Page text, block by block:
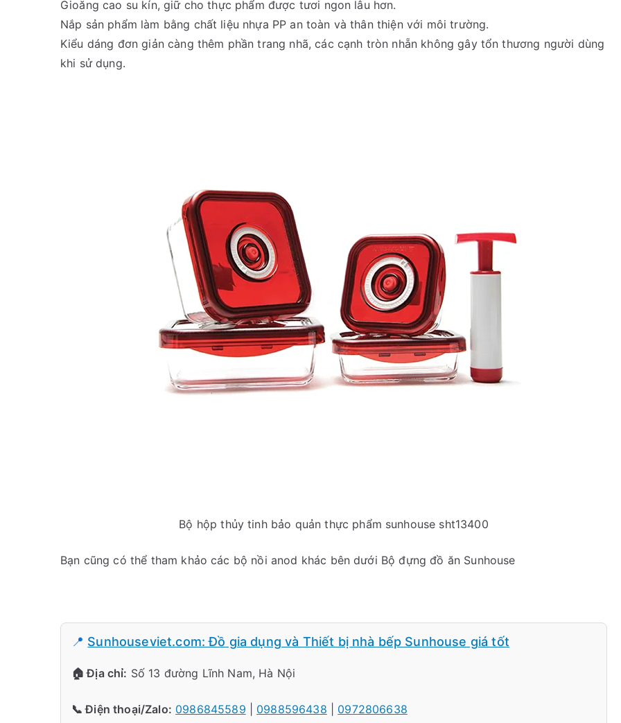
Gioăng cao su kín, giữ cho thực phẩm được tươi ngon lâu hơn.
Nắp sản phẩm làm bằng chất liệu nhựa PP an toàn và thân thiện với môi trường.
Kiểu dáng đơn giản càng thêm phần trang nhã, các cạnh tròn nhẵn không gây tổn thương người dùng
khi sử dụng.
Bộ hộp thủy tinh bảo quản thực phẩm sunhouse sht13400
Bạn cũng có thể tham khảo các bộ nồi anod khác bên dưới Bộ đựng đồ ăn Sunhouse
📍 Sunhouseviet.com: Đồ gia dụng và Thiết bị nhà bếp Sunhouse giá tốt
🏠 Địa chỉ: Số 13 đường Lĩnh Nam, Hà Nội
📞 Điện thoại/Zalo: 0986845589 0988596438 0972806638